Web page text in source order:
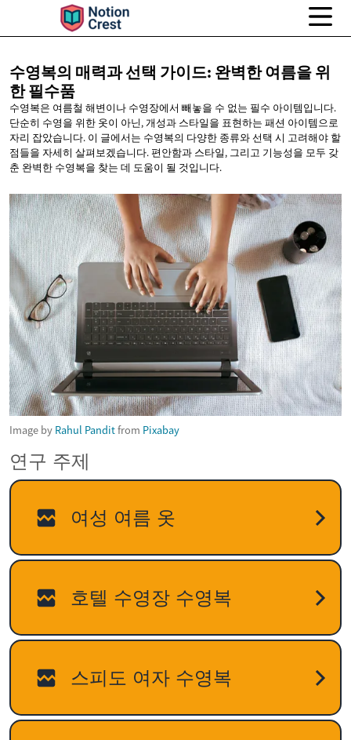
수영복의 매력과 선택 가이드: 완벽한 여름을위
한 필수품
수영복은 여름철 해변이나 수영장에서 빼놓을 수 없는 필수 아이템입니다.
단순히 수영을 위한 옷이 아닌, 개성과 스타일을 표현하는 패션 아이템으로
자리 잡았습니다. 이 글에서는 수영복의 다양한 종류와 선택 시 고려해야 할
점들을 자세히 살펴보겠습니다. 편안함과 스타일, 그리고 기능성을 모두 갖
춘 완벽한 수영복을 찾는 데 도움이 될 것입니다.
Image by Rahul Panditfrom Pixabay